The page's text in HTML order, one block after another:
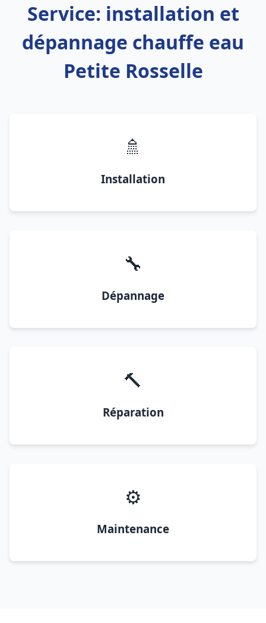
Service: installation et
dépannage chauffe eau
Petite Rosselle
🚿
Installation
🔧
Dépannage
🔨
Réparation
⚙️
Maintenance